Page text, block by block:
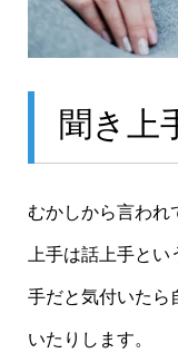
聞き上
むかしから言われ
上手は話上手とい
手だと気付いたら
いたりします。